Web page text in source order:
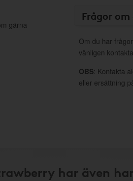
gärna
Frågor
Om du har
vänligen kontakta
OBS: Kontakta
eller ersättning
har även